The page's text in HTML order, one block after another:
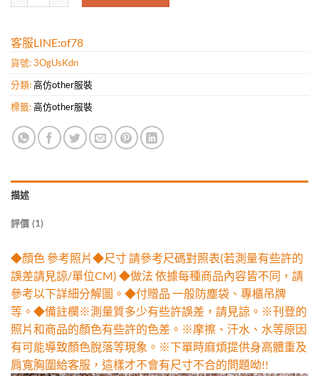
客服LINE:of78
貨號:3OgUsKdn
分類:高仿other服裝
標籤:高仿other服裝
描述
評價 (1)
◆顏色 參考照片◆尺寸 請參考尺碼對照表(若測量有些許的
誤差請見諒/單位CM) ◆做法 依據每種商品內容皆不同，請
參考以下詳細分解圖。◆付贈品 一般防塵袋、專櫃吊牌
等。◆備註欄※測量質多少有些許誤差，請見諒。※刊登的
照片和商品的顏色有些許的色差。※摩擦、汗水、水等原因
有可能導致顏色脫落等現象。※下單時麻煩提供身高體重及
肩寬胸圍給客服，這樣才不會有尺寸不合的問題呦!!